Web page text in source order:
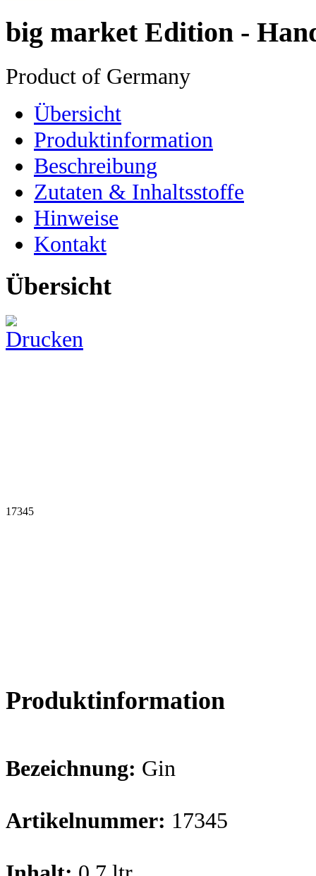
big market Edition -
Product of Germany
Übersicht
Produktinformation
Beschreibung
Zutaten & Inhaltsstoffe
Hinweise
Kontakt
Übersicht
17345
Produktinformation
Bezeichnung: Gin
Artikelnummer: 17345